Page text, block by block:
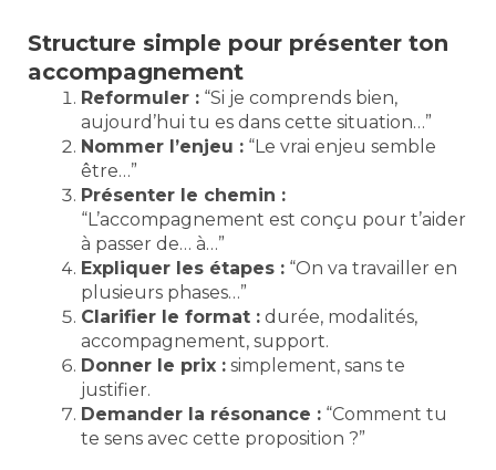
Structure simple pour présenter ton
accompagnement
Reformuler : “Si je comprends bien,
aujourd’hui tu es dans cette situation…”
Nommer l’enjeu : “Le vrai enjeu semble
être…”
Présenter le chemin :
“L’accompagnement est conçu pour t’aider
à passer de… à…”
Expliquer les étapes : “On va travailler en
plusieurs phases…”
Clarifier le format : durée, modalités,
accompagnement, support.
Donner le prix : simplement, sans te
justifier.
Demander la résonance : “Comment tu
te sens avec cette proposition ?”